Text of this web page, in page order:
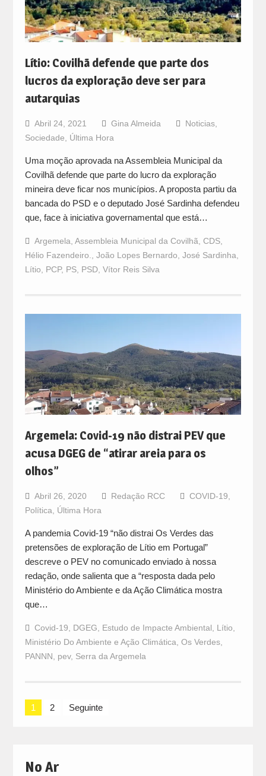
Lítio: Covilhã defende que parte dos
lucros da exploração deve ser para
autarquias
Abril 24, 2021 Gina Almeida Noticias,
Sociedade
Última Hora
Uma moção aprovada na Assembleia Municipal da
Covilhã defende que parte do lucro da exploração
mineira deve ficar nos municípios. A proposta partiu da
bancada do PSD e o deputado José Sardinha defendeu
que, face à iniciativa governamental que está…
Argemela Assembleia Municipal da Covilhã CDS,
Hélio Fazendeiro.
João Lopes Bernardo José Sardinha
Lítio
PCP, PS, PSD, Vítor Reis Silva
Argemela: Covid-19 não distrai PEV que
acusa DGEG de “atirar areia para os
olhos”
Abril 26, 2020 Redação RCC COVID-19
Política
Última Hora
A pandemia Covid-19 “não distrai Os Verdes das
pretensões de exploração de Lítio em Portugal”
descreve o PEV no comunicado enviado à nossa
redação, onde salienta que a “resposta dada pelo
Ministério do Ambiente e da Ação Climática mostra
que…
Covid-19 DGEG Estudo de Impacte Ambiental Lítio
Ministério Do Ambiente e Ação Climática Os Verdes,
PANNN
pev, Serra da Argemela
Navegação
1 2 Seguinte
No Ar